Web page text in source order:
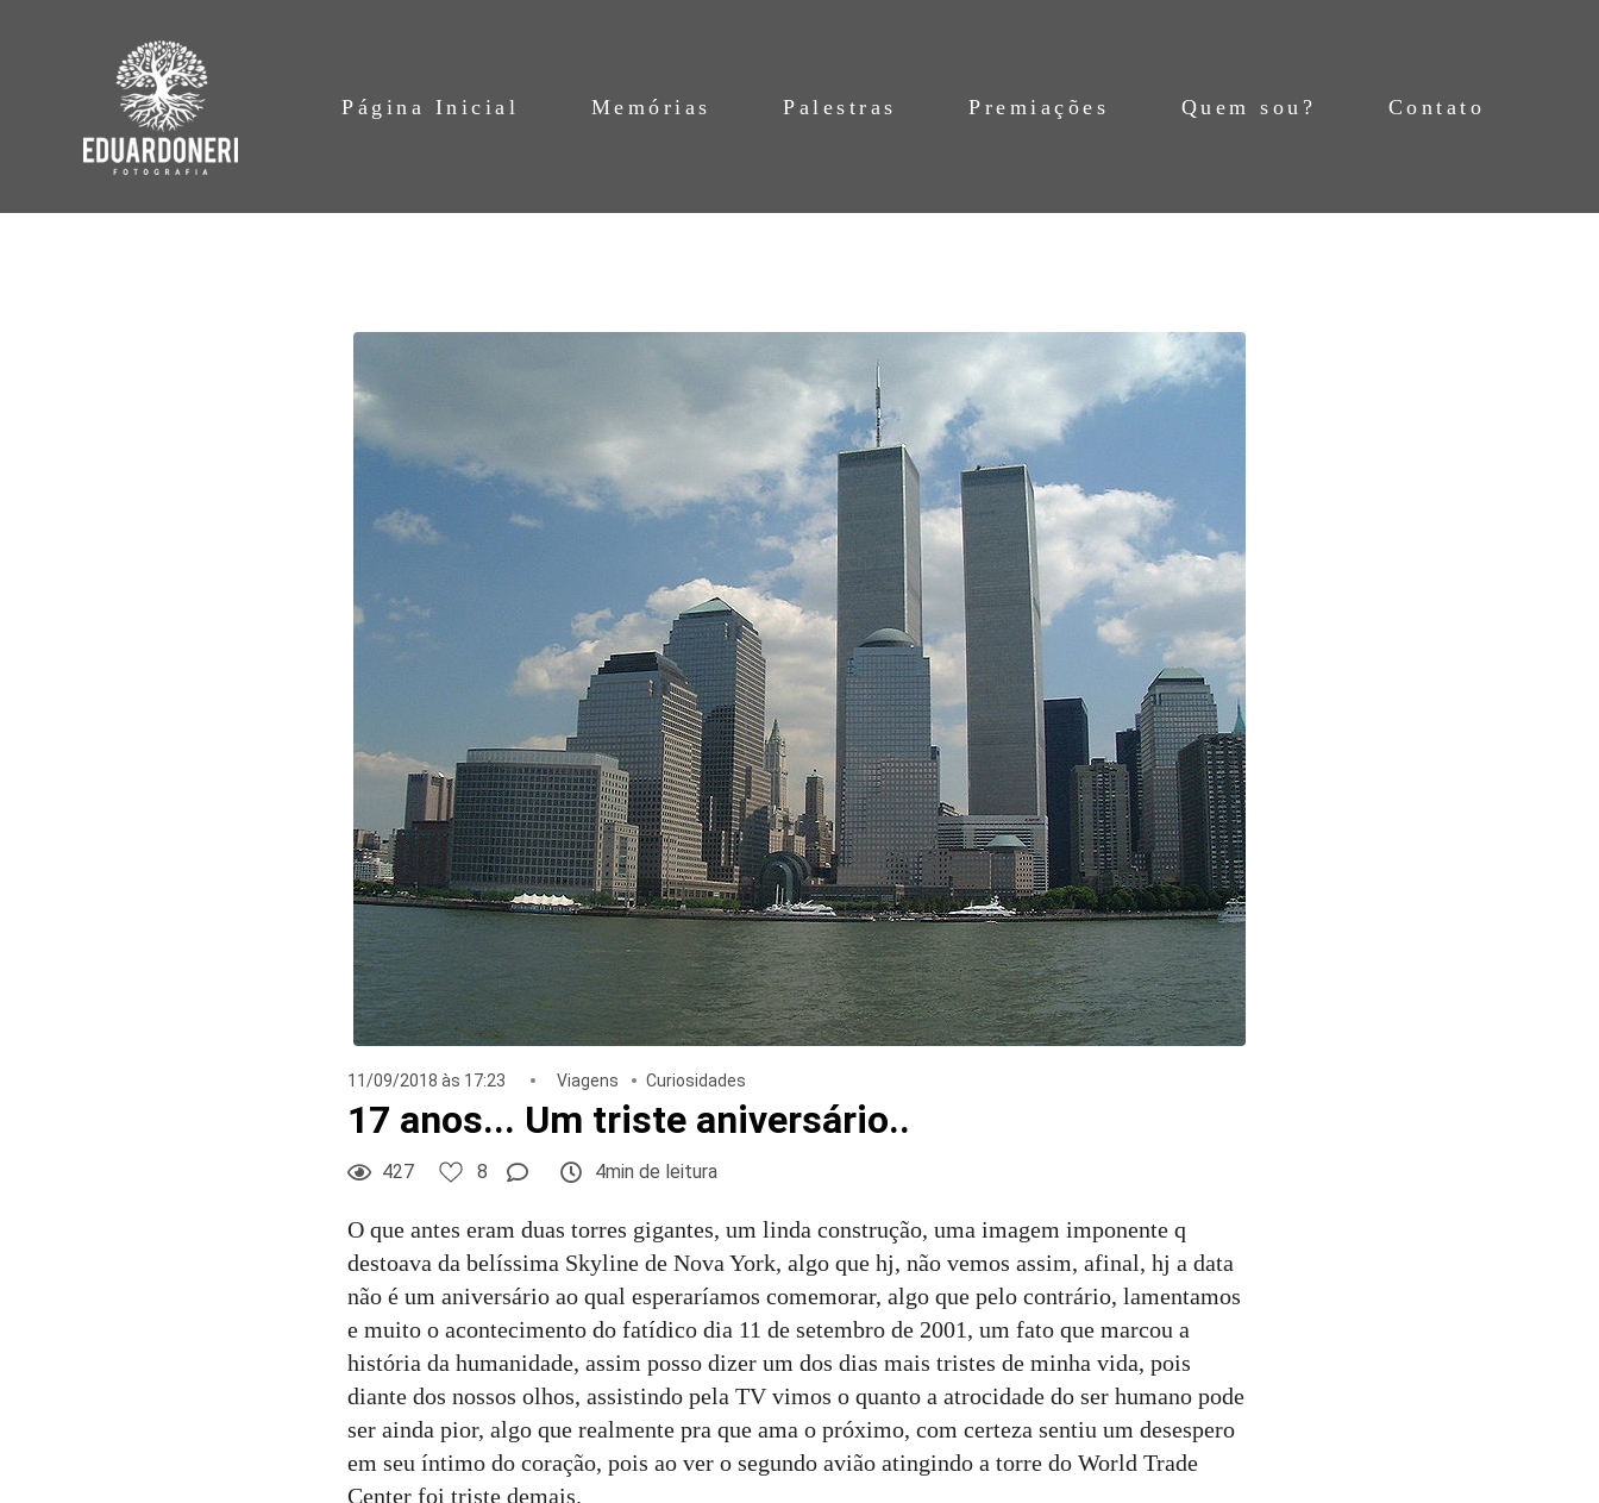
Página Inicial Memórias Palestras Premiações Quem sou? Contato
11/09/2018 às 17:23 Viagens Curiosidades
17 anos... Um triste aniversário..
427 8 4min de leitura
O que antes eram duas torres gigantes, um linda construção, uma imagem imponente q
destoava da belíssima Skyline de Nova York, algo que hj, não vemos assim, afinal, hj a data
não é um aniversário ao qual esperaríamos comemorar, algo que pelo contrário, lamentamos
e muito o acontecimento do fatídico dia 11 de setembro de 2001, um fato que marcou a
história da humanidade, assim posso dizer um dos dias mais tristes de minha vida, pois
diante dos nossos olhos, assistindo pela TV vimos o quanto a atrocidade do ser humano pode
ser ainda pior, algo que realmente pra que ama o próximo, com certeza sentiu um desespero
em seu íntimo do coração, pois ao ver o segundo avião atingindo a torre do World Trade
Center foi triste demais.